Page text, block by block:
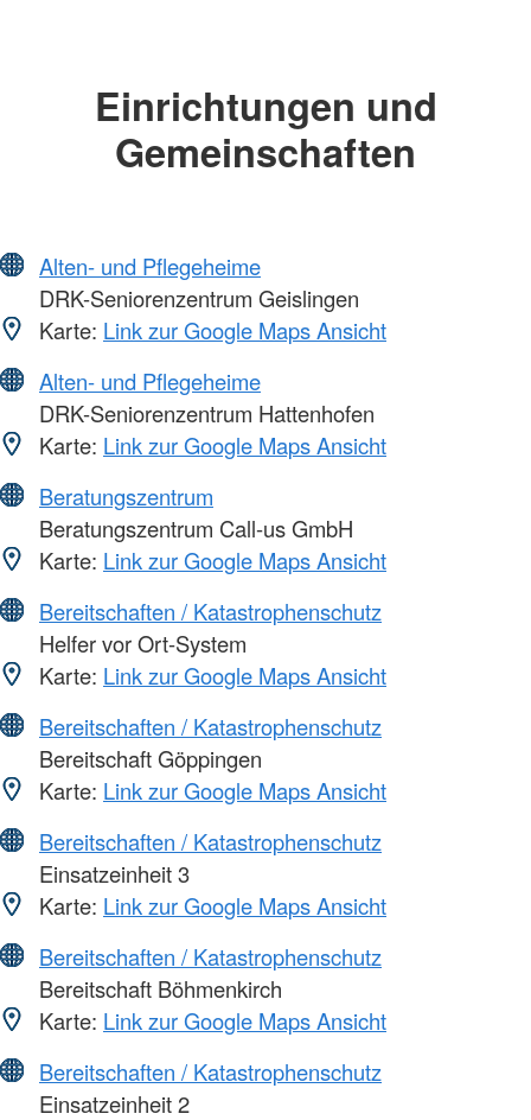
Einrichtungen und
Gemeinschaften
Alten- und Pflegeheime
DRK-Seniorenzentrum Geislingen
Karte: Link zur Google Maps Ansicht
Alten- und Pflegeheime
DRK-Seniorenzentrum Hattenhofen
Karte: Link zur Google Maps Ansicht
Beratungszentrum
Beratungszentrum Call-us GmbH
Karte: Link zur Google Maps Ansicht
Bereitschaften / Katastrophenschutz
Helfer vor Ort-System
Karte: Link zur Google Maps Ansicht
Bereitschaften / Katastrophenschutz
Bereitschaft Göppingen
Karte: Link zur Google Maps Ansicht
Bereitschaften / Katastrophenschutz
Einsatzeinheit 3
Karte: Link zur Google Maps Ansicht
Bereitschaften / Katastrophenschutz
Bereitschaft Böhmenkirch
Karte: Link zur Google Maps Ansicht
Bereitschaften / Katastrophenschutz
Einsatzeinheit 2